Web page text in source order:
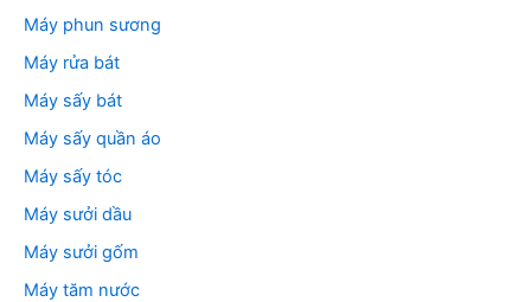
Máy phun sương
Máy rửa bát
Máy sấy bát
Máy sấy quần áo
Máy sấy tóc
Máy sưởi dầu
Máy sưởi gốm
Máy tăm nước